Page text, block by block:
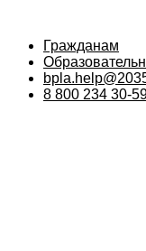
Гражданам
8 800 234 30-